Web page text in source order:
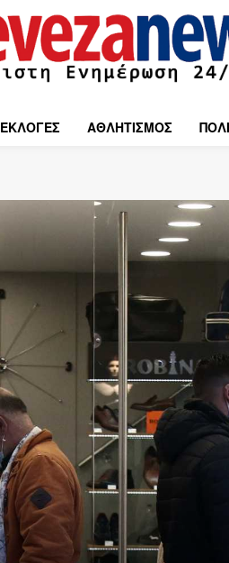
ΕΚΛΟΓΕΣ ΑΘΛΗΤΙΣΜΟΣ